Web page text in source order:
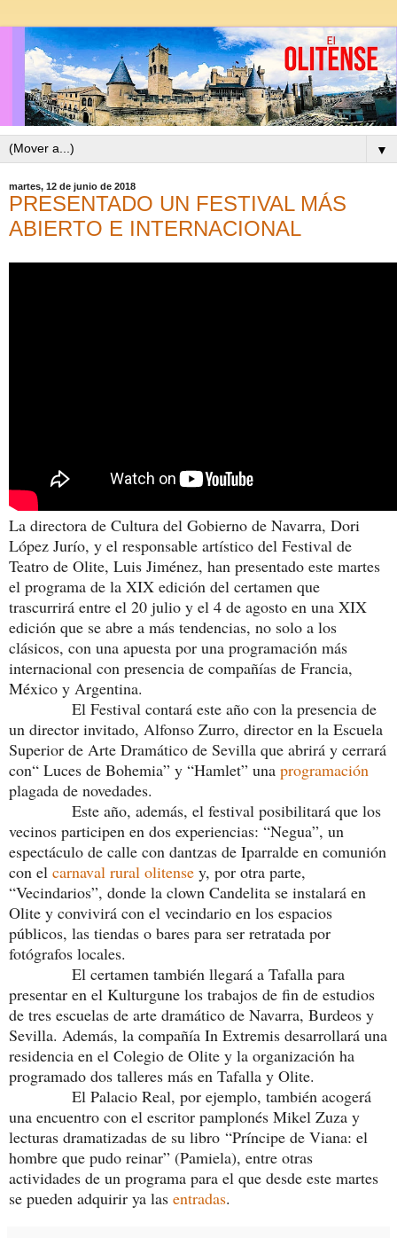
▼
martes, 12 de junio de 2018
PRESENTADO UN FESTIVAL MÁS
ABIERTO E INTERNACIONAL
La directora de Cultura del Gobierno de Navarra, Dori
López Jurío, y el responsable artístico del Festival de
Teatro de Olite, Luis Jiménez, han presentado este martes
el programa de la XIX edición del certamen que
trascurrirá entre el 20 julio y el 4 de agosto en una XIX
edición que se abre a más tendencias, no solo a los
clásicos, con una apuesta por una programación más
internacional con presencia de compañías de Francia,
México y Argentina.
El Festival contará este año con la presencia de
un director invitado, Alfonso Zurro, director en la Escuela
Superior de Arte Dramático de Sevilla que abrirá y cerrará
con“ Luces de Bohemia” y “Hamlet” una programación
plagada de novedades.
Este año, además, el festival posibilitará que los
vecinos participen en dos experiencias: “Negua”, un
espectáculo de calle con dantzas de Iparralde en comunión
con el carnaval rural olitense y, por otra parte,
“Vecindarios”, donde la clown Candelita se instalará en
Olite y convivirá con el vecindario en los espacios
públicos, las tiendas o bares para ser retratada por
fotógrafos locales.
El certamen también llegará a Tafalla para
presentar en el Kulturgune los trabajos de fin de estudios
de tres escuelas de arte dramático de Navarra, Burdeos y
Sevilla. Además, la compañía In Extremis desarrollará una
residencia en el Colegio de Olite y la organización ha
programado dos talleres más en Tafalla y Olite.
El Palacio Real, por ejemplo, también acogerá
una encuentro con el escritor pamplonés Mikel Zuza y
lecturas dramatizadas de su libro “Príncipe de Viana: el
hombre que pudo reinar” (Pamiela), entre otras
actividades de un programa para el que desde este martes
se pueden adquirir ya las entradas.